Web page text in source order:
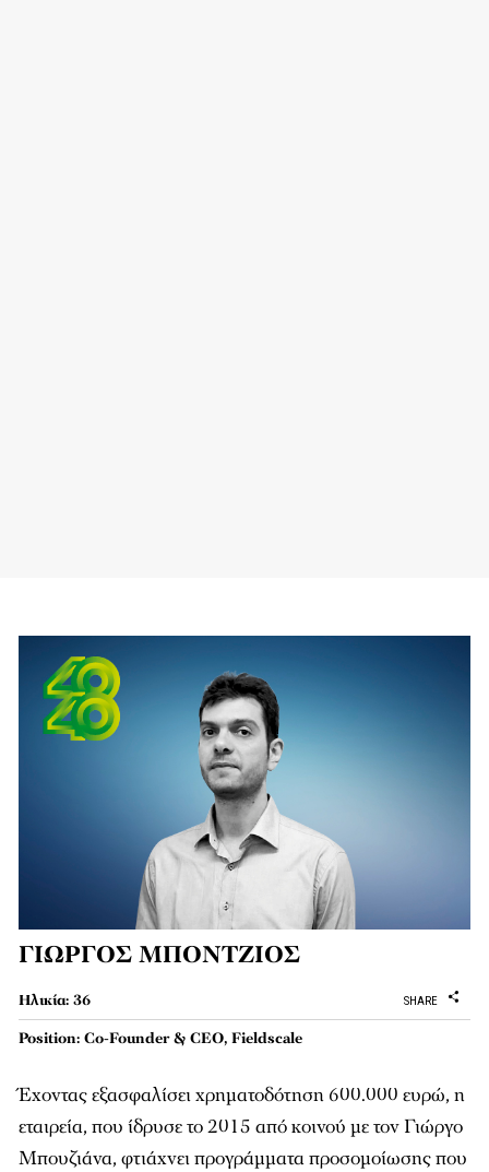
ΓΙΩΡΓΟΣ ΜΠΟΝΤΖΙΟΣ
SHARE
Ηλικία: 36
Position: Co-Founder & CEO, Fieldscale
Έχοντας εξασφαλίσει χρηματοδότηση 600.000 ευρώ, η
εταιρεία, που ίδρυσε το 2015 από κοινού με τον Γιώργο
Μπουζιάνα, φτιάχνει προγράμματα προσομοίωσης που